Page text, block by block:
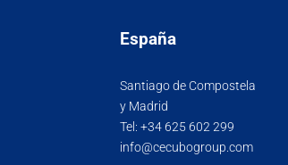
España
Santiago de Compostela
y Madrid
Tel:+34 625 602 299
info@cecubogroup.com